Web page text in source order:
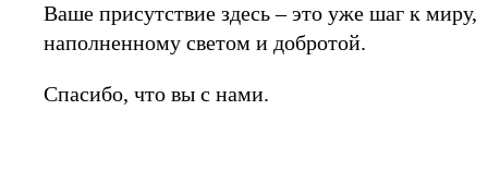
Ваше присутствие здесь – это уже шаг к миру,
наполненному светом и добротой.
Спасибо, что вы с нами.